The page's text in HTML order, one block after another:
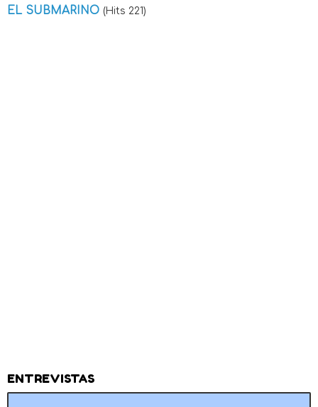
EL SUBMARINO (Hits 221)
ENTREVISTAS